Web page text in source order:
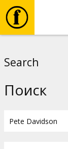
Search
Поиск